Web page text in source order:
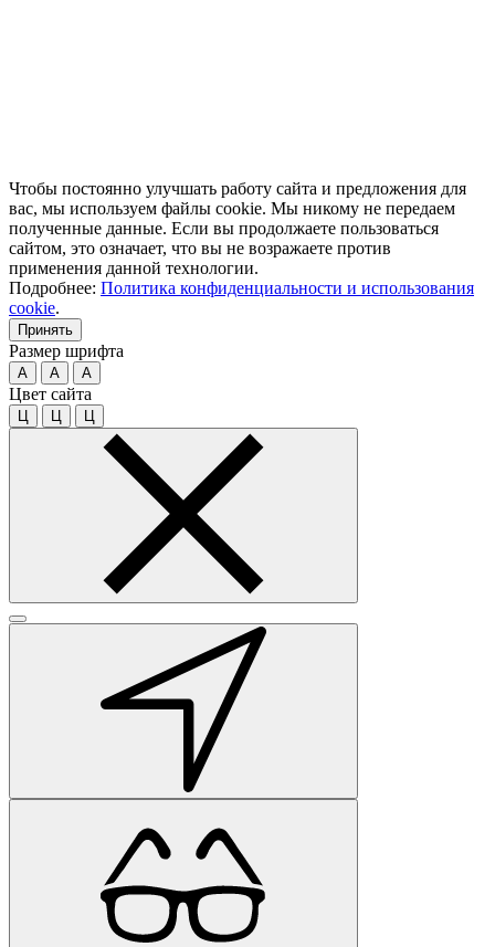
Чтобы постоянно улучшать работу сайта и предложения для
вас, мы используем файлы cookie. Мы никому не передаем
полученные данные. Если вы продолжаете пользоваться
сайтом, это означает, что вы не возражаете против
применения данной технологии.
Подробнее: Политика конфиденциальности и использования
cookie.
Принять
Размер шрифта
A A A
Цвет сайта
Ц Ц Ц